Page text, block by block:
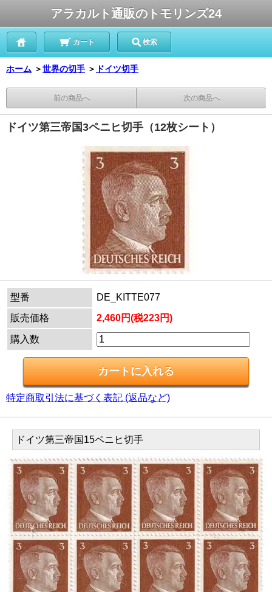
アラカルト通販のトモリンズ24
カート 検索
ホーム ＞世界の切手 ＞ ドイツ切手
前の商品へ 次の商品へ
ドイツ第三帝国3ペニヒ切手（12枚シート）
型番
DE_KITTE077
販売価格
2,460円(税223円)
購入数
特定商取引法に基づく表記 (返品など)
ドイツ第三帝国15ペニヒ切手